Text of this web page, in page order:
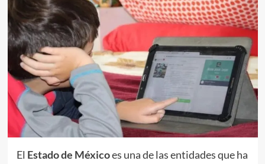
El Estado de Méxicoes una de las entidades que ha